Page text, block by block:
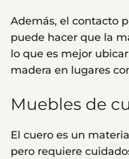
Además, el contacto
puede hacer que la
lo que es mejor
madera en lugares
Muebles de
El cuero es un
pero requiere